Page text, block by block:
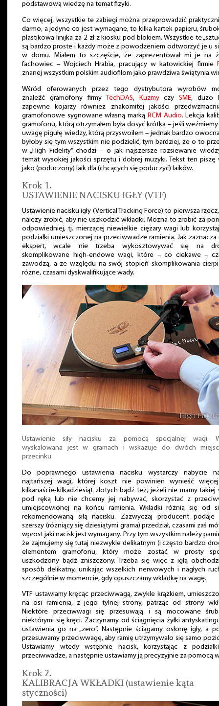
podstawową wiedzę na temat fizyki.
Co więcej, wszystkie te zabiegi można przeprowadzić
darmo, a jedyne co jest wymagane, to kilka kartek papieru,
plastikowa linijka za 2 zł z kiosku pod blokiem. Wszystkie te
są bardzo proste i każdy może z powodzeniem odtworzyć je u
w domu. Miałem to szczęście, że zaprezentował mi je na
fachowiec – Wojciech Hrabia, pracujący w katowickiej firmie
znanej wszystkim polskim audiofilom jako prawdziwa świątynia
Wśród oferowanych przez tego dystrybutora wyrobów
znaleźć gramofony firmy TechDAS, KuzmyczySME, dużo
zapewne kojarzy również znakomitej jakości
gramofonowe sygnowane własną marką RCM Audio. Lekcja
gramofonu, którą otrzymałem była dosyć krótka – jeśli
uwagę pigułę wiedzy, którą przyswoiłem – jednak bardzo
byłoby się tym wszystkim nie podzielić, tym bardziej, że o to
w „High Fidelity” chodzi – o jak najszersze rozsiewanie
temat wysokiej jakości sprzętu i dobrej muzyki. Tekst ten piszę
jako (poduczony) laik dla (chcących się poduczyć) laików.
Krok 1.
USTAWIENIE NACISKU IGŁY (VTF)
Ustawienie nacisku igły (Vertical Tracking Force) to pierwsza
należy zrobić, aby nie uszkodzić wkładki. Można to zrobić za
odpowiedniej, tj. mierzącej niewielkie ciężary wagi lub
podziałki umieszczonej na przeciwwadze ramienia. Jak zaznacza
ekspert, wcale nie trzeba wykosztowywać się na
skomplikowane high-endowe wagi, które – co ciekawe –
zawodzą, a ze względu na swój stopień skomplikowania
różne, czasami dyskwalifikujące wady.
Ustawienie siły nacisku za pomocą specjalnej wagi.
wyskalowana jest w gramach i wskazuje do dwóch
przecinku
Do poprawnego ustawienia nacisku wystarczy nabycie
najtańszej wagi, której koszt nie powinien wynieść
kilkanaście-kilkadziesiąt złotych bądź też, jeżeli nie mamy takiej
pod ręką lub nie chcemy jej nabywać, skorzystać z
umiejscowionej na końcu ramienia. Wkładki różnią się od
rekomendowaną siłą nacisku. Zazwyczaj producent podaje
szerszy (różniący się dziesiątymi grama) przedział, czasami zaś
wprost jaki nacisk jest wymagany. Przy tym wszystkim należy
że zajmujemy się tutaj niezwykle delikatnym (i często bardzo
elementem gramofonu, który może zostać w prosty
uszkodzony bądź zniszczony. Trzeba się więc z igłą
sposób delikatny, unikając wszelkich nerwowych i nagłych
szczególnie w momencie, gdy opuszczamy wkładkę na wagę.
VTF ustawiamy kręcąc przeciwwagą, zwykle krążkiem,
na osi ramienia, z jego tylnej strony, patrząc od strony
Niektóre przeciwwagi się przesuwają i są mocowane
niektórymi się kręci. Zaczynamy od ściągnięcia żyłki
ustawienia go na „zero”. Następnie ściągamy osłonę igły, a
przesuwamy przeciwwagę, aby ramię utrzymywało się samo
Ustawiamy wtedy wstępnie nacisk, korzystając z
przeciwwadze, a następnie ustawiamy ją precyzyjnie za pomocą
Krok 2.
KALIBRACJA WKŁADKI (ustawienie kąta
styczności)